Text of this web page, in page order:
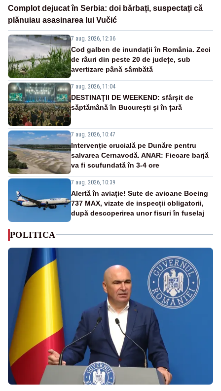
Complot dejucat în Serbia: doi bărbați, suspectați că
plănuiau asasinarea lui Vučić
7 aug. 2026, 12:36
Cod galben de inundații în România. Zeci
de râuri din peste 20 de județe, sub
avertizare până sâmbătă
7 aug. 2026, 11:04
DESTINAȚII DE WEEKEND: sfârșit de
săptămână în București și în țară
7 aug. 2026, 10:47
Intervenție crucială pe Dunăre pentru
salvarea Cernavodă. ANAR: Fiecare barjă
va fi scufundată în 3-4 ore
7 aug. 2026, 10:39
Alertă în aviație! Sute de avioane Boeing
737 MAX, vizate de inspecții obligatorii,
după descoperirea unor fisuri în fuselaj
POLITICA